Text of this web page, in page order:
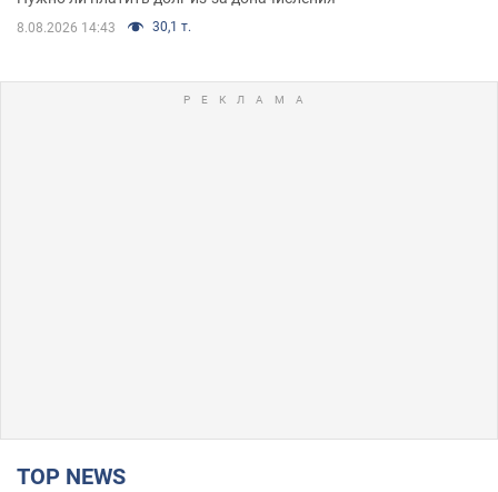
8.08.2026 14:43 30,1 т.
TOP NEWS